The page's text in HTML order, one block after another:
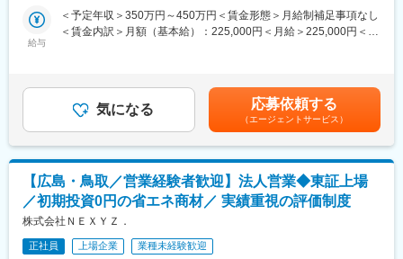
■出張
他事業所の応援や設備対応のため、研修を除き年3回程度の出張が
各種福利厚生が充実しており、ライフステージに合わせて長期就
業がしやすい環境です。
＜一例＞
・家賃補助：家賃の70%（単身→上限3万円、扶養家族あり→上限
4万円）
・住宅補助：単身→3万円、扶養家族あり→4万円
・扶養補助：配偶者：1万円、配偶者以外の扶養親族：5千円
・連続特別有給休暇（5日間）あり
・確定拠出年金制度有
を担って頂きます。
3）実地調査・お見積もり
4）施工のスケジュール調整
※研修中は、営業先に上司と訪問します。
◆商材『ネクシーズZERO』とは・・・
LED照明、業務用空調設備、業務用冷蔵庫など最新の省エネ設備
を初期投資オールゼロで提供するサービスです。
物件規模は様々ですが、工事費を含む初期投資が数十万円から数
給与
＜予定年収＞350万円～450万円＜賃金形態＞月給制補足事項なし
＜賃金内訳＞月額（基本給）：225,000円＜月給＞225,000円＜昇
8,306,674円（インセンティブ3,276,210円/年4回の合計を含む）
賃金はあくまでも目安の金額であり、選考を通じて上下する可能
性があります。月給(月額)は固定手当を含めた表記です。
気になる 応募依頼する
（エージェントサービス）
【広島・鳥取／営業経験者歓迎】法人営業◆東証上場
／初期投資0円の省エネ商材／ 実績重視の評価制度
株式会社ＮＥＸＹＺ．
正社員 上場企業 業種未経験歓迎